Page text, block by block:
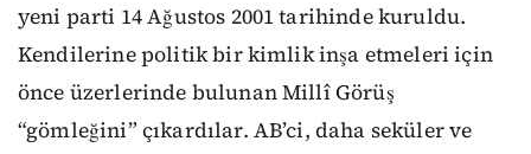
yeni parti 14 Ağustos 2001 tarihinde kuruldu.
Kendilerine politik bir kimlik inşa etmeleri için
önce üzerlerinde bulunan Millî Görüş
“gömleğini” çıkardılar. AB’ci, daha seküler ve